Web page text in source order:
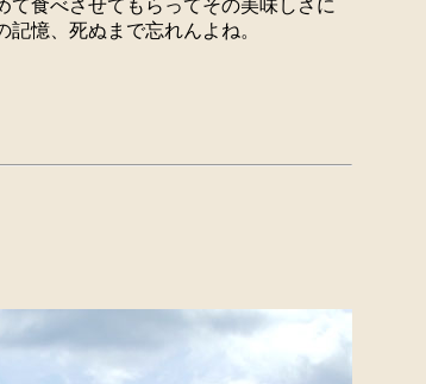
食べさせてもらってその美味しさに
憶、死ぬまで忘れんよね。